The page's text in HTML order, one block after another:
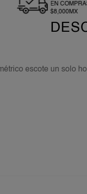
EN
$8,000MX
escote un solo